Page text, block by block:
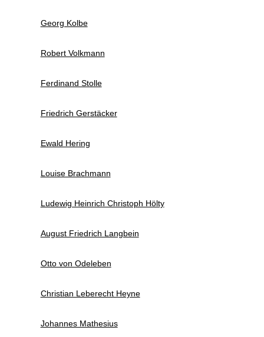
Georg Kolbe
Robert Volkmann
Ferdinand Stolle
Friedrich Gerstäcker
Ewald Hering
Louise Brachmann
Ludewig Heinrich Christoph Hölty
August Friedrich Langbein
Otto von Odeleben
Christian Leberecht Heyne
Johannes Mathesius